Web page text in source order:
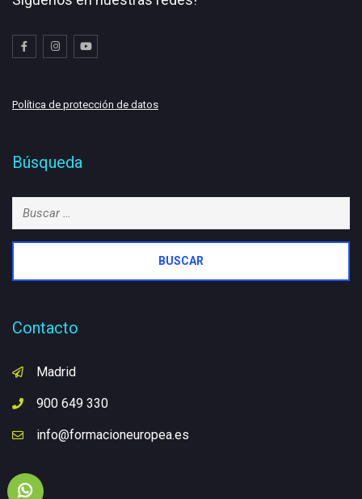
Política de protección de datos
Búsqueda
Buscar:
Contacto
Madrid
900 649 330
info@formacioneuropea.es